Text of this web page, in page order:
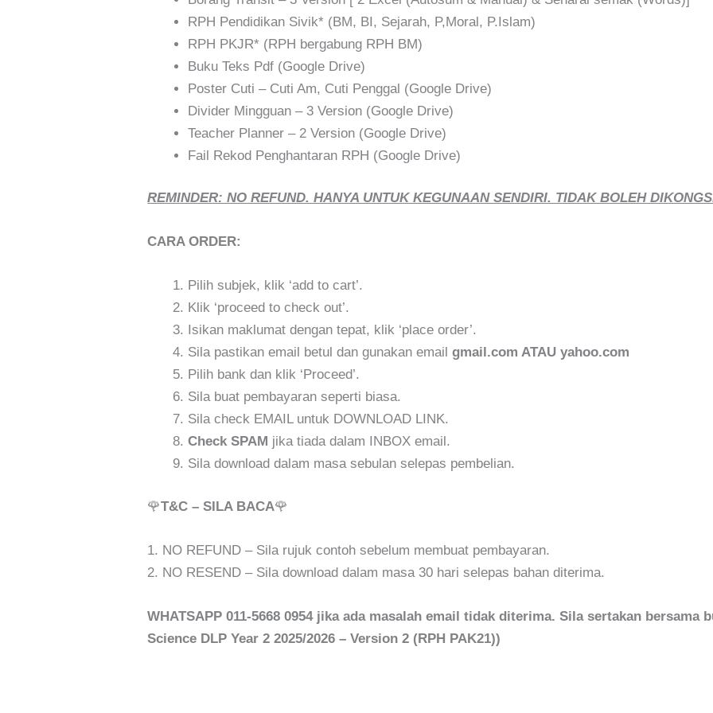
RPH Pendidikan Sivik* (BM, BI, Sejarah, P,Moral, P.Islam)
RPH PKJR* (RPH bergabung RPH BM)
Buku Teks Pdf (Google Drive)
Poster Cuti – Cuti Am, Cuti Penggal (Google Drive)
Divider Mingguan – 3 Version (Google Drive)
Teacher Planner – 2 Version (Google Drive)
Fail Rekod Penghantaran RPH (Google Drive)
REMINDER: NO REFUND. HANYA UNTUK KEGUNAAN SENDIRI. TIDAK BOLEH
CARA ORDER:
Pilih subjek, klik ‘add to cart’.
Klik ‘proceed to check out’.
Isikan maklumat dengan tepat, klik ‘place order’.
Sila pastikan email betul dan gunakan emailgmail.com ATAU yahoo.com
Pilih bank dan klik ‘Proceed’.
Sila buat pembayaran seperti biasa.
Sila check EMAIL untuk DOWNLOAD LINK.
Check SPAM jika tiada dalam INBOX email.
Sila download dalam masa sebulan selepas pembelian.
🌹T&C – SILA BACA🌹
1. NO REFUND – Sila rujuk contoh sebelum membuat pembayaran.
2. NO RESEND – Sila download dalam masa 30 hari selepas bahan diterima.
WHATSAPP 011-5668 0954 jika ada masalah email tidak diterima. Sila sertakan bersama
Science DLP Year 2 2025/2026 – Version 2 (RPH PAK21))